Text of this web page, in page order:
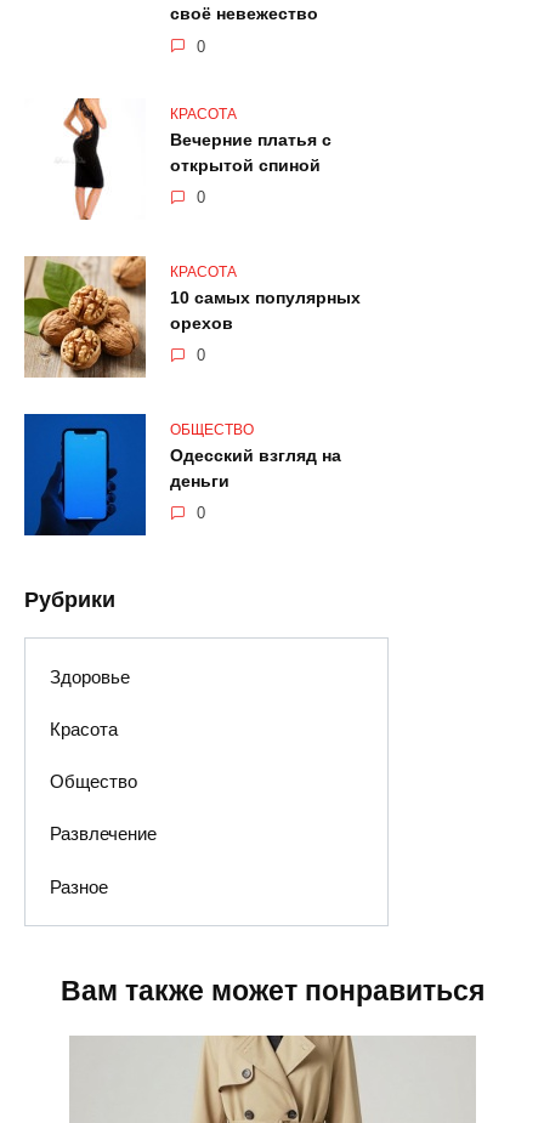
своё невежество
0
КРАСОТА
Вечерние платья с
открытой спиной
0
КРАСОТА
10 самых популярных
орехов
0
ОБЩЕСТВО
Одесский взгляд на
деньги
0
Рубрики
Здоровье
Красота
Общество
Развлечение
Разное
Вам также может понравиться